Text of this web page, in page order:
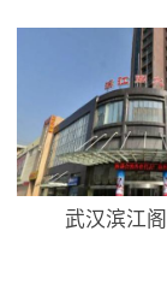
武汉滨江